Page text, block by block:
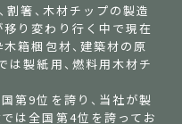
割箸、木材チップの製造
り変わり行く中で現在
木箱梱包材、建築材の原
は製紙用、燃料用木材チ
第9位を誇り、当社が製
は全国第4位を誇ってお